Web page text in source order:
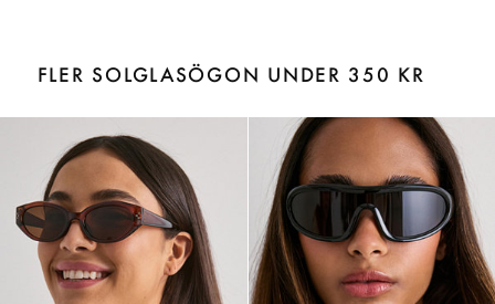
FLER SOLGLASÖGON UNDER 350 KR